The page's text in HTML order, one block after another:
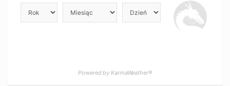
Powered by KarmaWeather®